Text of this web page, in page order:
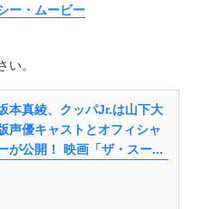
ー・ムービー
。
本真綾、クッパJr.は山下大
声優キャストとオフィシャ
が公開！ 映画「ザ・スー...